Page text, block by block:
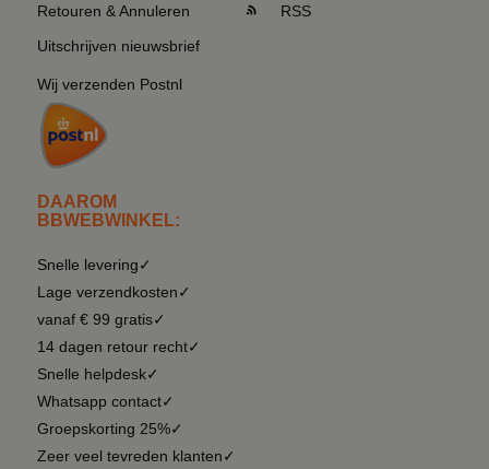
Retouren & Annuleren
Uitschrijven nieuwsbrief
Wij verzenden Postnl
DAAROM
BBWEBWINKEL:
Snelle levering✓
Lage verzendkosten✓
vanaf € 99 gratis✓
14 dagen retour recht✓
Snelle helpdesk✓
Whatsapp contact✓
Groepskorting 25%✓
Zeer veel tevreden klanten✓
RSS